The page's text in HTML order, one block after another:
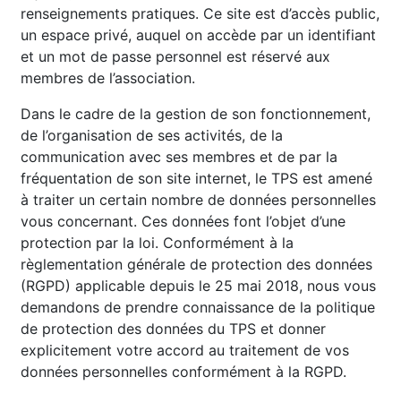
renseignements pratiques. Ce site est d’accès public,
un espace privé, auquel on accède par un identifiant
et un mot de passe personnel est réservé aux
membres de l’association.
Dans le cadre de la gestion de son fonctionnement,
de l’organisation de ses activités, de la
communication avec ses membres et de par la
fréquentation de son site internet, le TPS est amené
à traiter un certain nombre de données personnelles
vous concernant. Ces données font l’objet d’une
protection par la loi. Conformément à la
règlementation générale de protection des données
(RGPD) applicable depuis le 25 mai 2018, nous vous
demandons de prendre connaissance de la politique
de protection des données du TPS et donner
explicitement votre accord au traitement de vos
données personnelles conformément à la RGPD.